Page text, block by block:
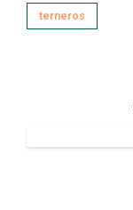
e
b
k
e
t
terneros